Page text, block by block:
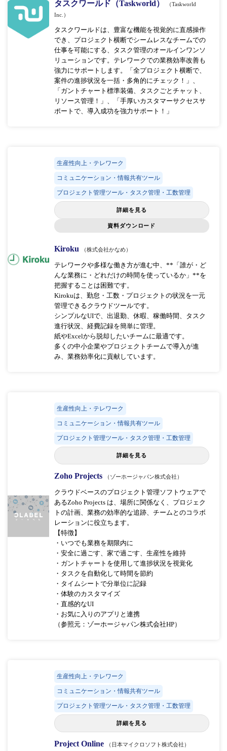
タスクワールド（Taskworld）
（Taskworld
Inc.）
タスクワールドは、豊富な機能を視覚的に直感操作
でき、プロジェクト横断でシームレスなチームでの
仕事を可能にする、タスク管理のオールインワンソ
リューションです。テレワークでの業務効率改善も
強力にサポートします。「全プロジェクト横断で、
案件の進捗状況を一括・多角的にチェック！」、
「ガントチャート標準装備、タスクごとチャット、
リソース管理！」、「手厚いカスタマーサクセスサ
ポートで、導入成功を強力サポート！」
生産性向上・テレワーク
コミュニケーション・情報共有ツール
プロジェクト管理ツール・タスク管理・工数管理
詳細を見る
資料ダウンロード
Kiroku （株式会社かなめ）
テレワークや多様な働き方が進む中、**「誰が・ど
んな業務に・どれだけの時間を使っているか」**を
把握することは困難です。
Kirokuは、勤怠・工数・プロジェクトの状況を一元
管理できるクラウドツールです。
シンプルなUIで、出退勤、休暇、稼働時間、タスク
進行状況、経費記録を簡単に管理。
紙やExcelから脱却したいチームに最適です。
多くの中小企業やプロジェクトチームで導入が進
み、業務効率化に貢献しています。
生産性向上・テレワーク
コミュニケーション・情報共有ツール
プロジェクト管理ツール・タスク管理・工数管理
詳細を見る
Zoho Projects （ゾーホージャパン株式会社）
クラウドベースのプロジェクト管理ソフトウェアで
あるZoho Projects は、場所に関係なく、プロジェク
トの計画、業務の効率的な追跡、チームとのコラボ
レーションに役立ちます。
【特徴】
・いつでも業務を期限内に
・安全に過ごす、家で過ごす、生産性を維持
・ガントチャートを使用して進捗状況を視覚化
・タスクを自動化して時間を節約
・タイムシートで分単位に記録
・体験のカスタマイズ
・直感的なUI
・お気に入りのアプリと連携
（参照元：ゾーホージャパン株式会社HP）
生産性向上・テレワーク
コミュニケーション・情報共有ツール
プロジェクト管理ツール・タスク管理・工数管理
詳細を見る
Project Online （日本マイクロソフト株式会社）